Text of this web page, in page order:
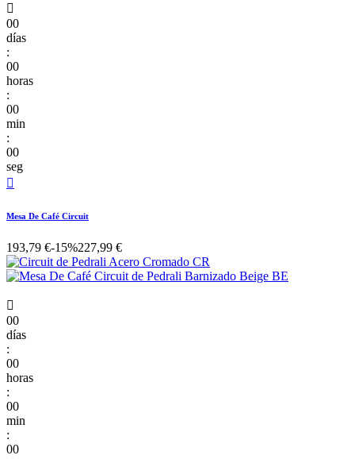

00
días
:
00
horas
:
00
min
:
00
seg

Mesa De Café Circuit
193,79 €-15%227,99 €

00
días
:
00
horas
:
00
min
:
00